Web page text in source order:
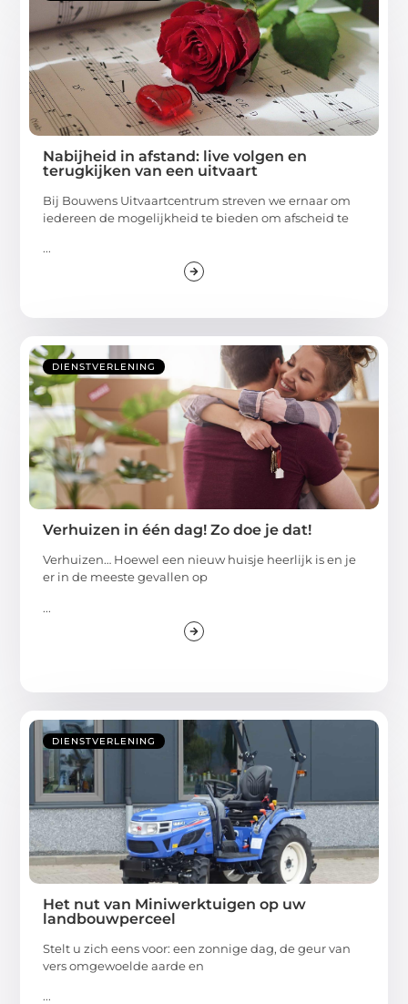
Nabijheid in afstand: live volgen en
terugkijken van een uitvaart
Bij Bouwens Uitvaartcentrum streven we ernaar om
iedereen de mogelijkheid te bieden om afscheid te
...
DIENSTVERLENING
Verhuizen in één dag! Zo doe je dat!
Verhuizen… Hoewel een nieuw huisje heerlijk is en je
er in de meeste gevallen op
...
DIENSTVERLENING
Het nut van Miniwerktuigen op uw
landbouwperceel
Stelt u zich eens voor: een zonnige dag, de geur van
vers omgewoelde aarde en
...